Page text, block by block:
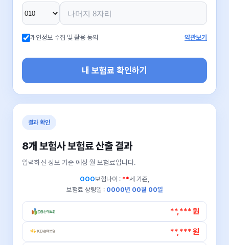
개인정보 수집 및 활용 동의 약관보기
내 보험료 확인하기
결과 확인
8개 보험사 보험료 산출 결과
입력하신 정보 기준 예상 월 보험료입니다.
OOO보험나이 : **세 기준,
보험료 상령일 : 0000년 00월 00일
**,*** 원
**,*** 원